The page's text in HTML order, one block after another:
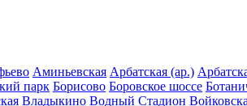
Аминьевская Арбатская (ар.)
парк Борисово Боровское шоссе
Владыкино Водный Стадион